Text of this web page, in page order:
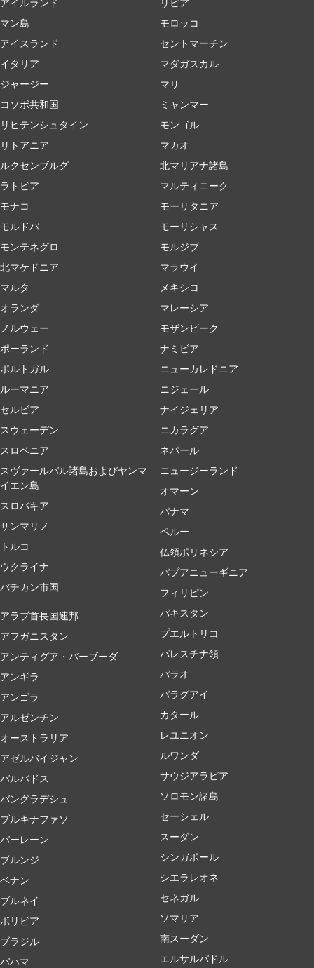
アイルランド
マン島
アイスランド
イタリア
ジャージー
コソボ共和国
リヒテンシュタイン
リトアニア
ルクセンブルグ
ラトビア
モナコ
モルドバ
モンテネグロ
北マケドニア
マルタ
オランダ
ノルウェー
ポーランド
ポルトガル
ルーマニア
セルビア
スウェーデン
スロベニア
スヴァールバル諸島およびヤンマ
イエン島
スロバキア
サンマリノ
トルコ
ウクライナ
バチカン市国
アラブ首長国連邦
アフガニスタン
アンティグア・バーブーダ
アンギラ
アンゴラ
アルゼンチン
オーストラリア
アゼルバイジャン
バルバドス
バングラデシュ
ブルキナファソ
バーレーン
ブルンジ
ベナン
ブルネイ
ボリビア
ブラジル
バハマ
リビア
モロッコ
セントマーチン
マダガスカル
マリ
ミャンマー
モンゴル
マカオ
北マリアナ諸島
マルティニーク
モーリタニア
モーリシャス
モルジブ
マラウイ
メキシコ
マレーシア
モザンビーク
ナミビア
ニューカレドニア
ニジェール
ナイジェリア
ニカラグア
ネパール
ニュージーランド
オマーン
パナマ
ペルー
仏領ポリネシア
パプアニューギニア
フィリピン
パキスタン
プエルトリコ
パレスチナ領
パラオ
パラグアイ
カタール
レユニオン
ルワンダ
サウジアラビア
ソロモン諸島
セーシェル
スーダン
シンガポール
シエラレオネ
セネガル
ソマリア
南スーダン
エルサルバドル